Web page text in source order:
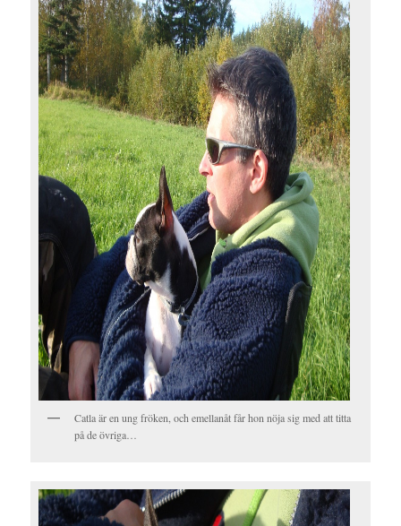
Catla är en ung fröken, och emellanåt får hon nöja sig med att titta
på de övriga…